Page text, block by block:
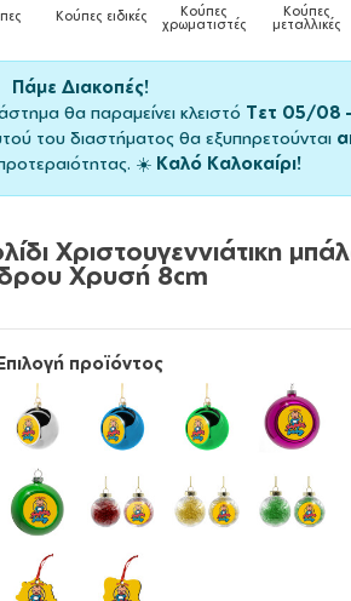
Κούπες
μεταλλικές
Δοχεία
φαγητού Τσάντες
Πάμε Διακοπές!
θα παραμείνει κλειστό Τετ 05/08
του διαστήματος θα εξυπηρετούνται
☀️ Καλό Καλοκαίρι!
Χριστουγεννιάτικη
Χρυσή 8cm
προϊόντος